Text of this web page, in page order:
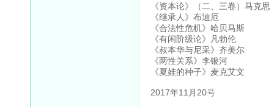
《资本论》（二、三卷）马克思
《继承人》布迪厄
《合法性危机》哈贝马斯
《有闲阶级论》凡勃伦
《叔本华与尼采》齐美尔
《两性关系》李银河
《夏娃的种子》麦克艾文
2017年11月20号